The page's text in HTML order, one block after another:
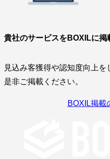
貴社のサービスをBOXILに掲
見込み客獲得や認知度向上
是非ご掲載ください。
BOXIL掲載